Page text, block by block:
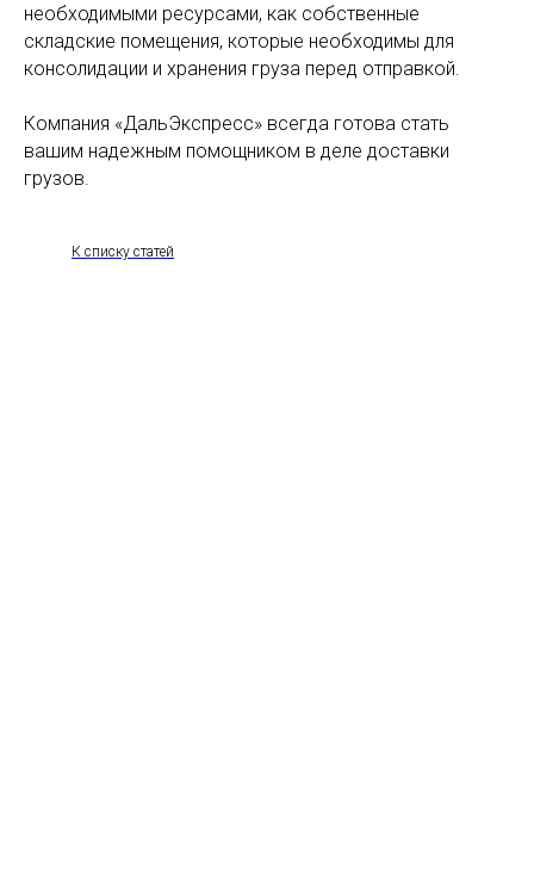
необходимыми ресурсами, как собственные
складские помещения, которые необходимы для
консолидации и хранения груза перед отправкой.
Компания «ДальЭкспресс» всегда готова стать
вашим надежным помощником в деле доставки
грузов.
К списку статей